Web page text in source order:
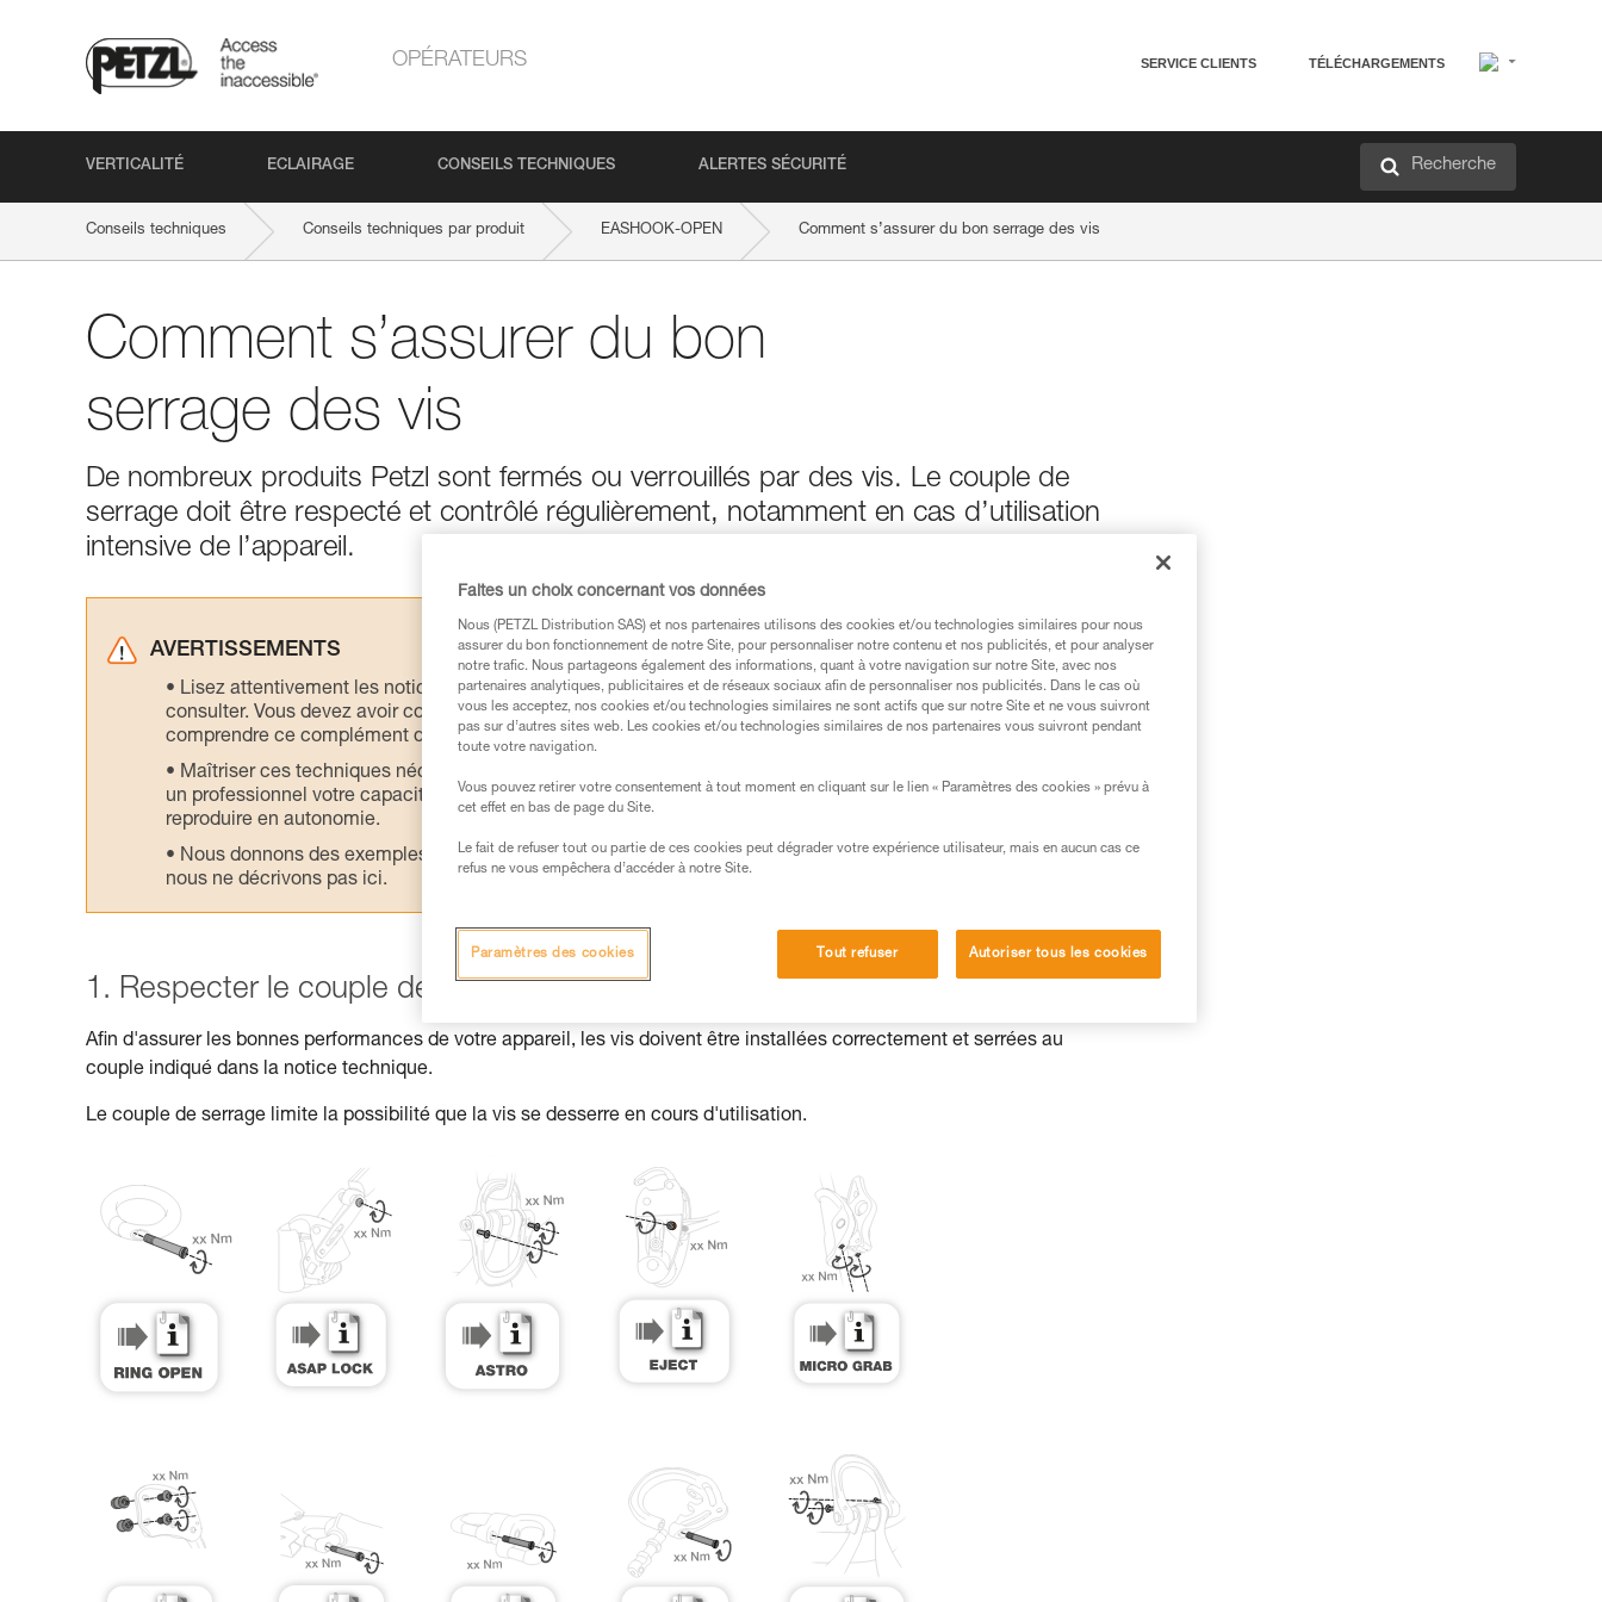
OPÉRATEURS SERVICE CLIENTS TÉLÉCHARGEMENTS
VERTICALITÉ ECLAIRAGE CONSEILS TECHNIQUES ALERTES SÉCURITÉ Recherche
Conseils techniques Conseils techniques par produit EASHOOK-OPEN Comment s’assurer du bon serrage des vis
Comment s’assurer du bon
serrage des vis
De nombreux produits Petzl sont fermés ou verrouillés par des vis. Le couple de
serrage doit être respecté et contrôlé régulièrement, notamment en cas d’utilisation
intensive de l’appareil.
AVERTISSEMENTS
Lisez attentivement les notices techniques des produits utilisés dans ce conseil avant de le
consulter. Vous devez avoir compris les informations de la notice technique pour pouvoir
comprendre ce complément d’informations.
Maîtriser ces techniques nécessite une formation et un entraînement spécifique. Validez avec
un professionnel votre capacité à refaire la manipulation, seul, en toute sécurité, avant de la
reproduire en autonomie.
Nous donnons des exemples de techniques liées à votre activité. Il peut en exister d’autres que
nous ne décrivons pas ici.
1. Respecter le couple de serrage
Afin d'assurer les bonnes performances de votre appareil, les vis doivent être installées correctement et serrées au
couple indiqué dans la notice technique.
Le couple de serrage limite la possibilité que la vis se desserre en cours d'utilisation.
Faites un choix concernant vos données
Nous (PETZL Distribution SAS) et nos partenaires utilisons des cookies et/ou technologies similaires pour nous
assurer du bon fonctionnement de notre Site, pour personnaliser notre contenu et nos publicités, et pour analyser
notre trafic. Nous partageons également des informations, quant à votre navigation sur notre Site, avec nos
partenaires analytiques, publicitaires et de réseaux sociaux afin de personnaliser nos publicités. Dans le cas où
vous les acceptez, nos cookies et/ou technologies similaires ne sont actifs que sur notre Site et ne vous suivront
pas sur d’autres sites web. Les cookies et/ou technologies similaires de nos partenaires vous suivront pendant
toute votre navigation.
Vous pouvez retirer votre consentement à tout moment en cliquant sur le lien « Paramètres des cookies » prévu à
cet effet en bas de page du Site.
Le fait de refuser tout ou partie de ces cookies peut dégrader votre expérience utilisateur, mais en aucun cas ce
refus ne vous empêchera d’accéder à notre Site.
Tout refuser Autoriser tous les cookies
Paramètres des cookies